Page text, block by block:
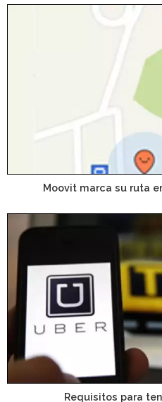
Moovit marca su ruta
Requisitos para